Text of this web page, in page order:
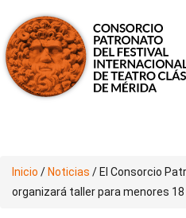
Inicio / Noticias / El Consorcio
organizará taller para menores 18